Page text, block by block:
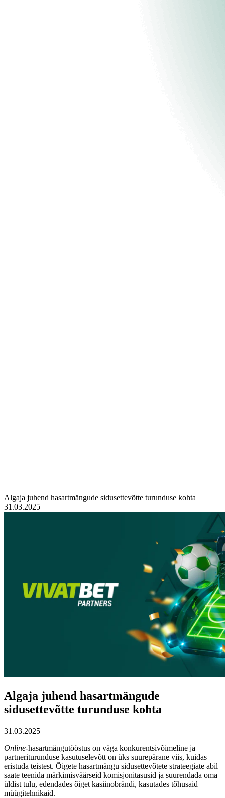
Algaja juhend hasartmängude sidusettevõtte turunduse kohta
31.03.2025
Algaja juhend hasartmängude
sidusettevõtte turunduse kohta
31.03.2025
Online-hasartmängutööstus on väga konkurentsivõimeline ja
partneriturunduse kasutuselevõtt on üks suurepärane viis, kuidas
eristuda teistest. Õigete hasartmängu sidusettevõtete strateegiate abil
saate teenida märkimisväärseid komisjonitasusid ja suurendada oma
üldist tulu, edendades õiget kasiinobrändi, kasutades tõhusaid
müügitehnikaid.